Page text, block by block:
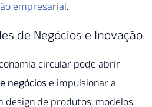
empresarial.
de Negócios e Inovação
circular pode abrir
negócios e impulsionar a
design de produtos, modelos